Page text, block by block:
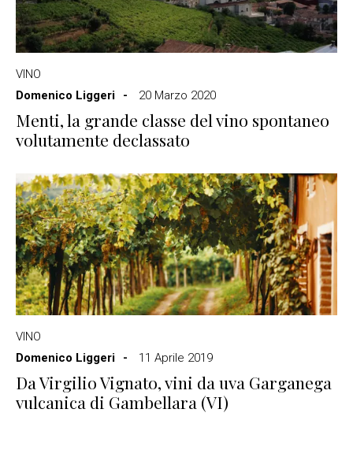
VINO
Domenico Liggeri
20 Marzo 2020
Menti, la grande classe del vino spontaneo
volutamente declassato
VINO
Domenico Liggeri
11 Aprile 2019
Da Virgilio Vignato, vini da uva Garganega
vulcanica di Gambellara (VI)